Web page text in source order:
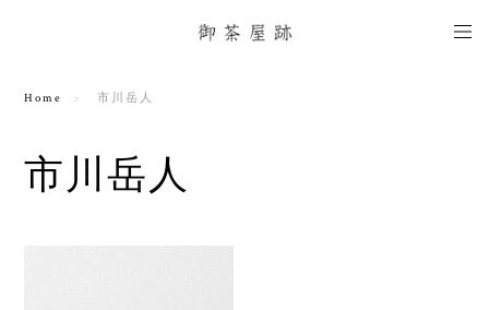
Home 市川岳人
市川岳人